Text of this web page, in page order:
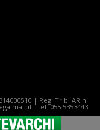
| Reg. Trib. AR n.
- tel. 055.5353443